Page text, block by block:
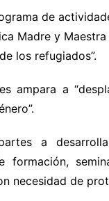
de
Madre y
los refugiados”.
ampara a
a
formación,
necesidad de